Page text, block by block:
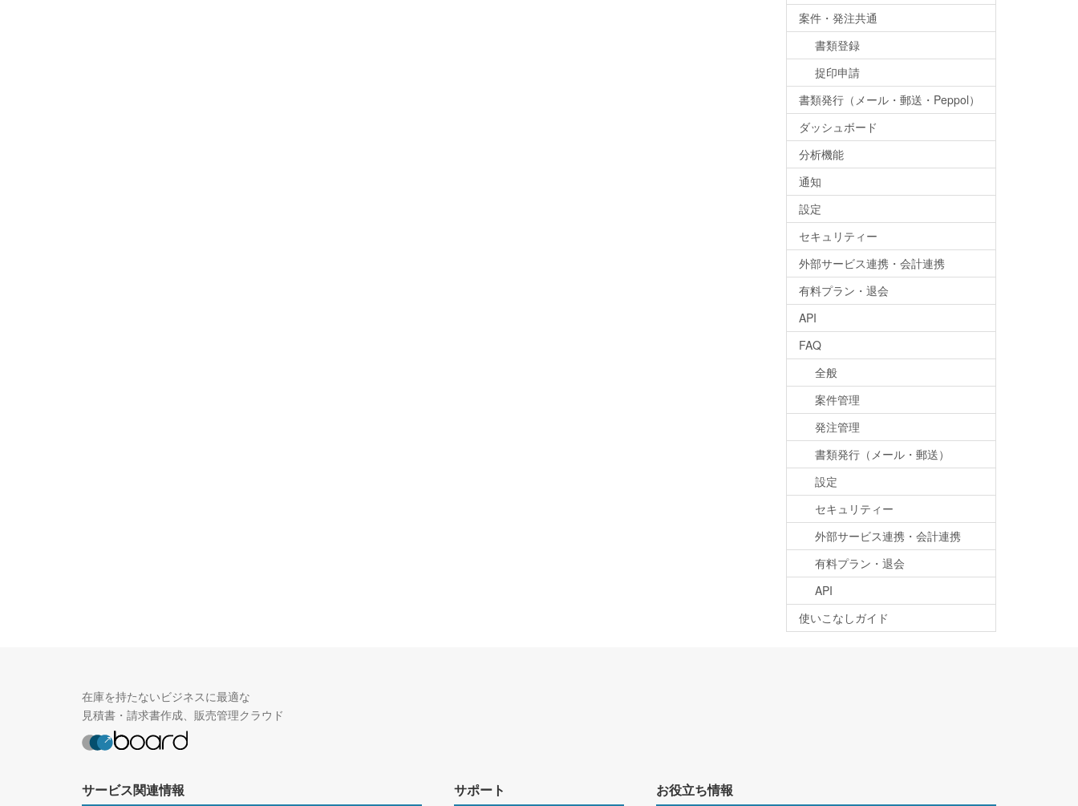
案件・発注共通
書類登録
捉印申請
書類発行（メール・郵送・Peppol）
ダッシュボード
分析機能
通知
設定
セキュリティー
外部サービス連携・会計連携
有料プラン・退会
API
FAQ
全般
案件管理
発注管理
書類発行（メール・郵送）
設定
セキュリティー
外部サービス連携・会計連携
有料プラン・退会
API
使いこなしガイド
在庫を持たないビジネスに最適な
見積書・請求書作成、販売管理クラウド
サービス関連情報 サポート お役立ち情報